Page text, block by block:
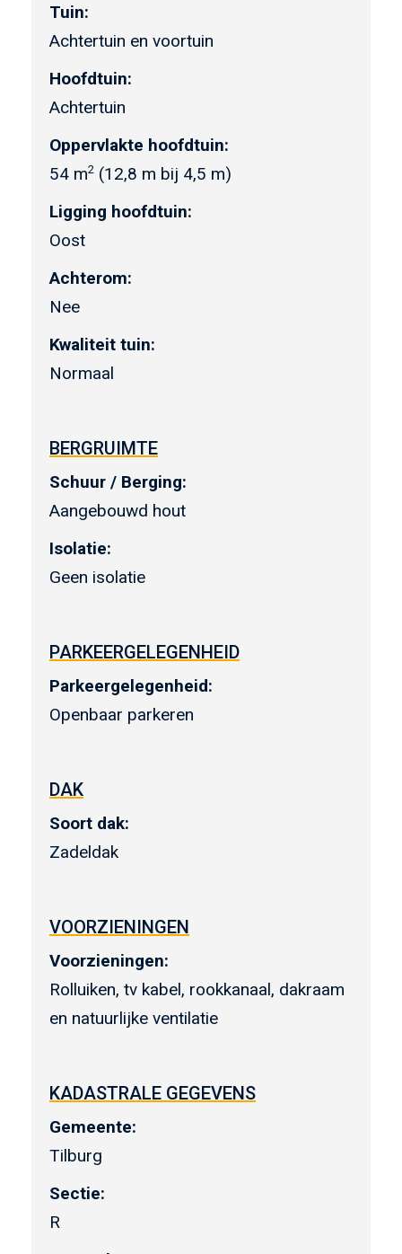
Tuin:
Achtertuin en voortuin
Hoofdtuin:
Achtertuin
Oppervlakte hoofdtuin:
54 m2 (12,8 m bij 4,5 m)
Ligging hoofdtuin:
Oost
Achterom:
Nee
Kwaliteit tuin:
Normaal
BERGRUIMTE
Schuur / Berging:
Aangebouwd hout
Isolatie:
Geen isolatie
PARKEERGELEGENHEID
Parkeergelegenheid:
Openbaar parkeren
DAK
Soort dak:
Zadeldak
VOORZIENINGEN
Voorzieningen:
Rolluiken, tv kabel, rookkanaal, dakraam
en natuurlijke ventilatie
KADASTRALE GEGEVENS
Gemeente:
Tilburg
Sectie:
R